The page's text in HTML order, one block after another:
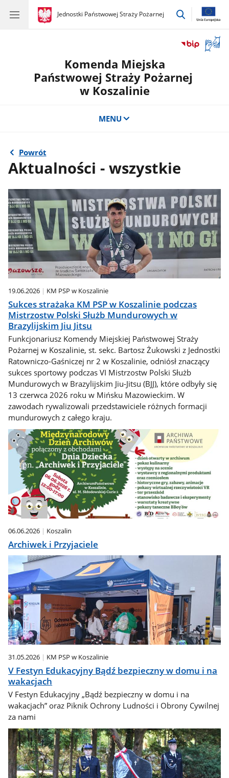
gov.pl
Jednostki Państwowej Straży Pożarnej
gov.pl
Jednostki
przejdź
okno
Komenda Miejska
Państwowej Straży Pożarnej
w Koszalinie
MENU
Powrót
Aktualności - wszystkie
19.06.2026 KM PSP w Koszalinie
Sukces strażaka KM PSP w Koszalinie podczas
Mistrzostw Polski Służb Mundurowych w
Brazylijskim Jiu Jitsu
Funkcjonariusz Komendy Miejskiej Państwowej Straży
Pożarnej w Koszalinie, st. sekc. Bartosz Żukowski z Jednostki
Ratowniczo-Gaśniczej nr 2 w Koszalinie, odniósł znaczący
sukces sportowy podczas VI Mistrzostw Polski Służb
Mundurowych w Brazylijskim Jiu-Jitsu (BJJ), które odbyły się
13 czerwca 2026 roku w Mińsku Mazowieckim. W
zawodach rywalizowali przedstawiciele różnych formacji
mundurowych z całego kraju.
06.06.2026 Koszalin
Archiwek i Przyjaciele
31.05.2026 KM PSP w Koszalinie
V Festyn Edukacyjny Bądź bezpieczny w domu i na
wakacjach
V Festyn Edukacyjny „Bądź bezpieczny w domu i na
wakacjach” oraz Piknik Ochrony Ludności i Obrony Cywilnej
za nami